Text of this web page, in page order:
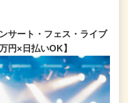
サート・フェス・ライブ
円×日払いOK】